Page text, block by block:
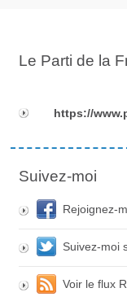
Le Parti de la
https://
Suivez-moi
Rejoignez-
Suivez-moi
Voir le flux